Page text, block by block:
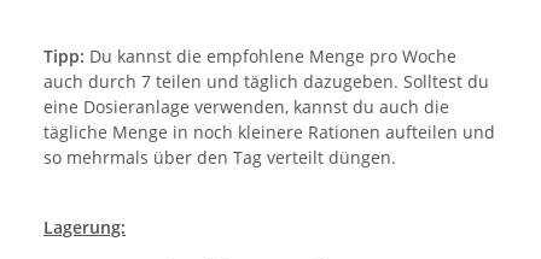
Tipp: Du kannst die empfohlene Menge pro Woche
auch durch 7 teilen und täglich dazugeben. Solltest du
eine Dosieranlage verwenden, kannst du auch die
tägliche Menge in noch kleinere Rationen aufteilen und
so mehrmals über den Tag verteilt düngen.
Lagerung: